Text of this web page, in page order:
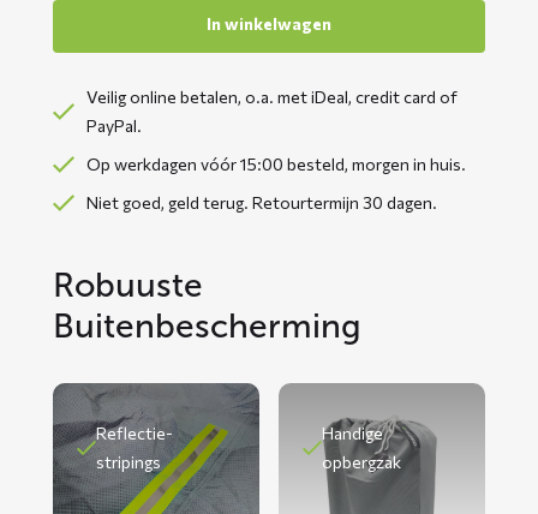
In winkelwagen
Veilig online betalen, o.a. met iDeal, credit card of
PayPal.
Op werkdagen vóór 15:00 besteld, morgen in huis.
Niet goed, geld terug. Retourtermijn 30 dagen.
Robuuste
Buitenbescherming
Reflectie-
stripings
Handige
opbergzak